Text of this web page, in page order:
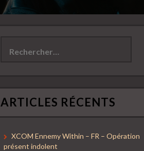
ARTICLES RÉCENTS
XCOM Ennemy Within – FR – Opération
présent indolent